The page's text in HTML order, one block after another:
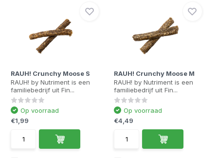
RAUH! Crunchy Moose S
RAUH! by Nutriment is een
familiebedrijf uit Fin...
Op voorraad
€1,99
RAUH! Crunchy Moose M
RAUH! by Nutriment is een
familiebedrijf uit Fin...
Op voorraad
€4,49